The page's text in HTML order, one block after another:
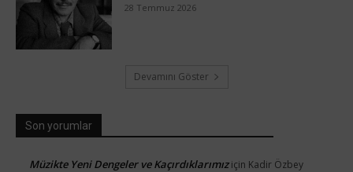
28 Temmuz 2026
Devamını Göster
Son yorumlar
Müzikte Yeni Dengeler ve Kaçırdıklarımıziçin Kadir Özbey